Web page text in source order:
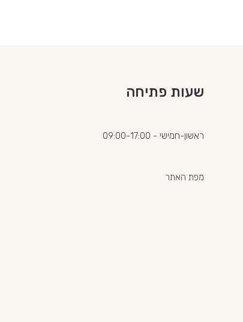
שעות פתיחה
ראשון-חמישי - 09:00-17:00
מפת האתר